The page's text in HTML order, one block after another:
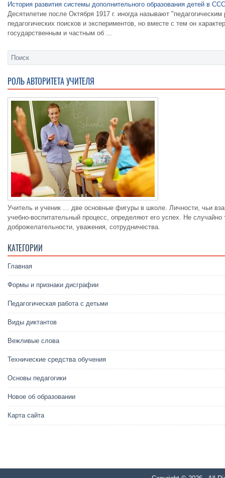
История развития системы дополнительного образования детей в
Десятилетие после Октября 1917 г. иногда называют
педагогических поисков и экспериментов, но вместе с тем он
государственным и частным об ...
РОЛЬ АВТОРИТЕТА УЧИТЕЛЯ
Учитель и ученик … две основные фигуры в школе. Личности, чьи
учебно-воспитательный процесс, определяют его успех. Не
доброжелательности, уважения, сотрудничества.
КАТЕГОРИИ
Главная
Формы и признаки дисграфии
Педагогическая работа с детьми
Виды диктантов
Вежливые слова
Технические средства обучения
Основы педагогики
Новое об образовании
Карта сайта